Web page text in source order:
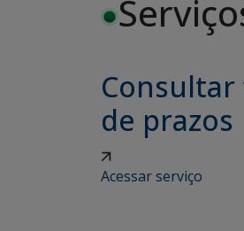
Consultar
de prazos
Acessar serviço